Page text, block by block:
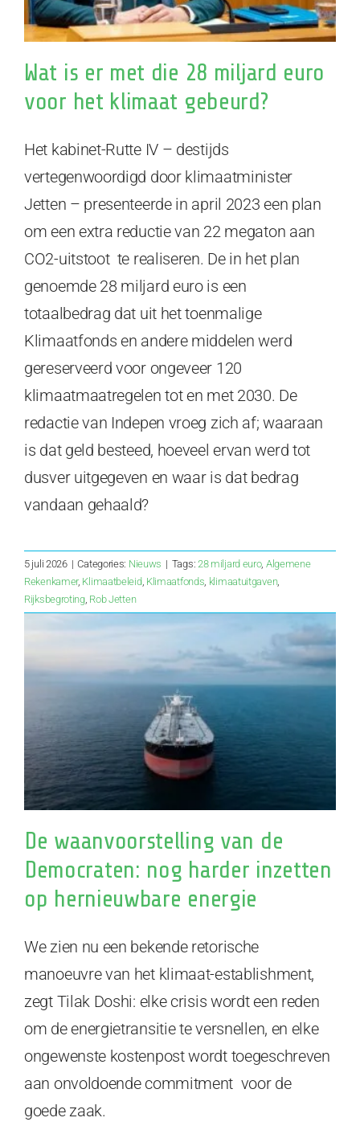
Wat is er met die 28 miljard euro
voor het klimaat gebeurd?
Het kabinet-Rutte IV – destijds
vertegenwoordigd door klimaatminister
Jetten – presenteerde in april 2023 een plan
om een extra reductie van 22 megaton aan
CO2-uitstoot te realiseren. De in het plan
genoemde 28 miljard euro is een
totaalbedrag dat uit het toenmalige
Klimaatfonds en andere middelen werd
gereserveerd voor ongeveer 120
klimaatmaatregelen tot en met 2030. De
redactie van Indepen vroeg zich af; waaraan
is dat geld besteed, hoeveel ervan werd tot
dusver uitgegeven en waar is dat bedrag
vandaan gehaald?
5 juli 2026 | Categories: Nieuws | Tags: 28 miljard euro, Algemene
Rekenkamer, Klimaatbeleid, Klimaatfonds klimaatuitgaven,
Rijksbegroting, Rob Jetten
De waanvoorstelling van de
Democraten: nog harder inzetten
op hernieuwbare energie
We zien nu een bekende retorische
manoeuvre van het klimaat-establishment,
zegt Tilak Doshi: elke crisis wordt een reden
om de energietransitie te versnellen, en elke
ongewenste kostenpost wordt toegeschreven
aan onvoldoende commitment voor de
goede zaak.